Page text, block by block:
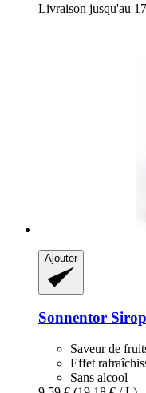
Livraison jusqu'au
Ajouter
Sonnentor
Saveur de
Effet
Sans alcool